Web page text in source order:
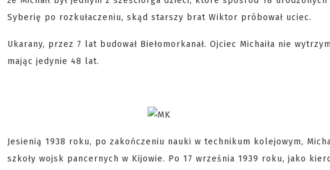
Syberię po rozkułaczeniu, skąd starszy brat Wiktor próbował uciec.
Ukarany, przez 7 lat budował Biełomorkanał. Ojciec Michaiła nie
mając jedynie 48 lat.
Jesienią 1938 roku, po zakończeniu nauki w technikum kolejowym,
szkoły wojsk pancernych w Kijowie. Po 17 września 1939 roku, jako